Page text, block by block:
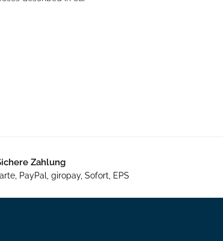
Zahlung
PayPal, giropay, Sofort, EPS